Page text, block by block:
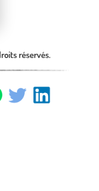
réservés.